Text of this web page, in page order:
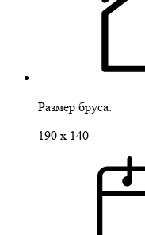
Размер бруса:
190 х 140